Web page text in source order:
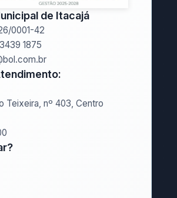
de Itacajá
0001-42
1875
Teixeira, nº 403, Centro